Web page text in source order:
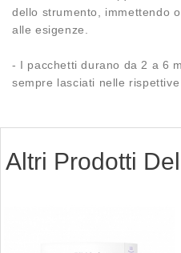
dello strumento, immettendo
alle esigenze.
- I pacchetti durano da 2 a 6
sempre lasciati nelle
Altri Prodotti